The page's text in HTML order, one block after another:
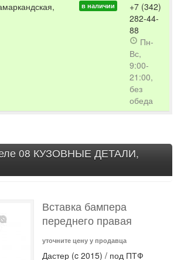
в наличии
+7 (342)
282-44-
88
Пн-
Вс,
9:00-
21:00,
без
обеда
08 КУЗОВНЫЕ ДЕТАЛИ,
Вставка бампера
переднего правая
уточните цену у продавца
Дастер (c 2015) / под ПТФ